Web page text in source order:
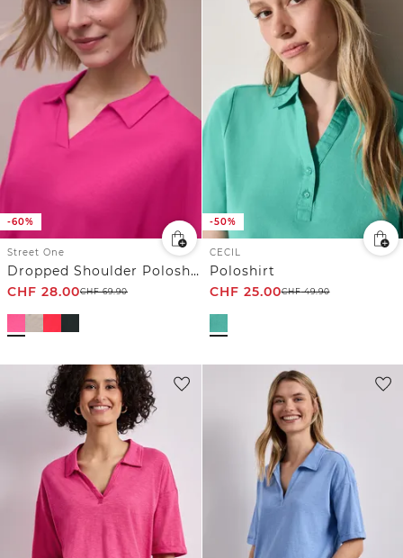
-60%
Street One
Dropped Shoulder Poloshirt mit Elastikbund
CHF 28.00CHF69.90
-50%
CECIL
Poloshirt
CHF 25.00CHF49.90